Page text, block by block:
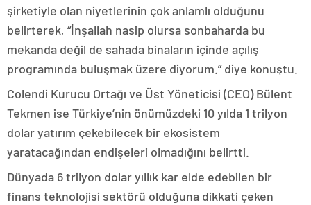
şirketiyle olan niyetlerinin çok anlamlı olduğunu
belirterek, “İnşallah nasip olursa sonbaharda bu
mekanda değil de sahada binaların içinde açılış
programında buluşmak üzere diyorum.” diye konuştu.
Colendi Kurucu Ortağı ve Üst Yöneticisi (CEO) Bülent
Tekmen ise Türkiye’nin önümüzdeki 10 yılda 1 trilyon
dolar yatırım çekebilecek bir ekosistem
yaratacağından endişeleri olmadığını belirtti.
Dünyada 6 trilyon dolar yıllık kar elde edebilen bir
finans teknolojisi sektörü olduğuna dikkati çeken